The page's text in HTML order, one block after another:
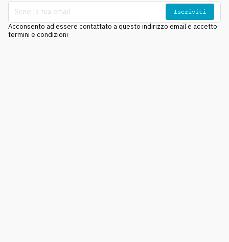
Iscriviti
Acconsento ad essere contattato a questo indirizzo email e accetto
termini e condizioni